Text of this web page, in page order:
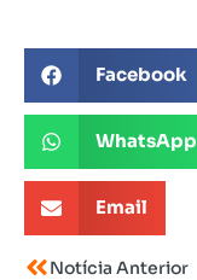
Facebook
WhatsApp
Email
Notícia Anterior